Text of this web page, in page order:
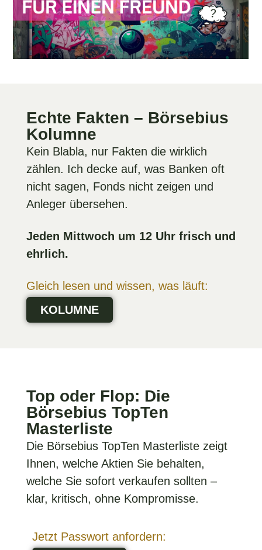
Echte Fakten – Börsebius
Kolumne
Kein Blabla, nur Fakten die wirklich
zählen. Ich decke auf, was Banken oft
nicht sagen, Fonds nicht zeigen und
Anleger übersehen.
Jeden Mittwoch um 12 Uhr frisch und
ehrlich.
Gleich lesen und wissen, was läuft:
KOLUMNE
Top oder Flop: Die
Börsebius TopTen
Masterliste
Die Börsebius TopTen Masterliste zeigt
Ihnen, welche Aktien Sie behalten,
welche Sie sofort verkaufen sollten –
klar, kritisch, ohne Kompromisse.
Jetzt Passwort anfordern: